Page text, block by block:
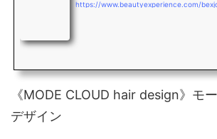
《MODE CLOUD hair design》モ
デザイン